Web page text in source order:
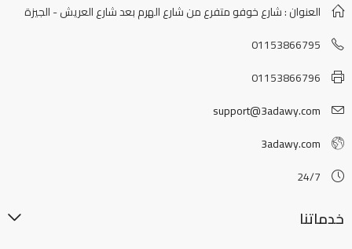
العنوان : شارع خوفو متفرع من شارع الهرم بعد شارع العريش - الجيزة
01153866795
01153866796
support@3adawy.com
3adawy.com
24/7
خدماتنا